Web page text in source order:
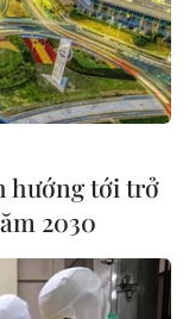
hướng tới trở
2030